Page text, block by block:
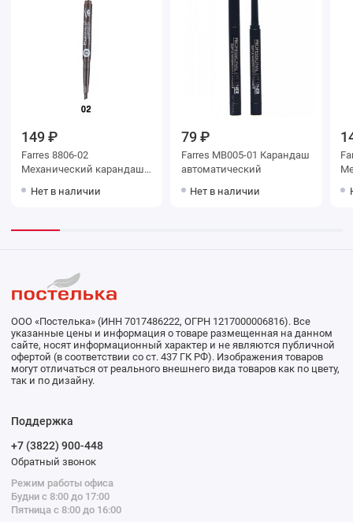
149 ₽
Farres 8806-02
Механический карандаш
Нет в наличии
79 ₽
Farres MB005-01 Карандаш
автоматический
Нет в наличии
ООО «Постелька» (ИНН 7017486222, ОГРН 1217000006816). Все
указанные цены и информация о товаре размещенная на данном
сайте, носят информационный характер и не являются публичной
офертой (в соответствии со ст. 437 ГК РФ). Изображения товаров
могут отличаться от реального внешнего вида товаров как по цвету,
так и по дизайну.
Поддержка
+7 (3822) 900-448
Обратный звонок
Режим работы офиса
Будни с 8:00 до 17:00
Пятница с 8:00 до 16:00